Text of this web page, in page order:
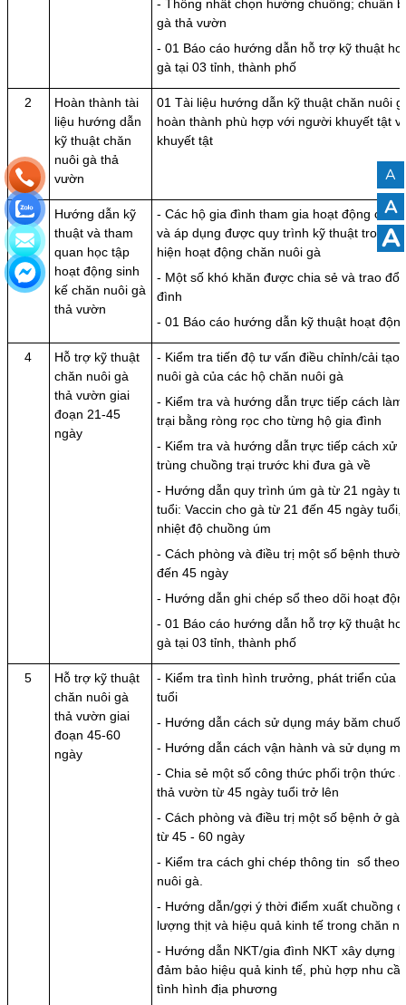
- Thống nhất chọn hướng chuồng; chuẩn
gà thả vườn
- 01 Báo cáo hướng dẫn hỗ trợ kỹ thuật
gà tại 03 tỉnh, thành phố
2
Hoàn thành tài
liệu hướng dẫn
kỹ thuật chăn
nuôi gà thả
vườn
01 Tài liệu hướng dẫn kỹ thuật chăn nuôi
hoàn thành phù hợp với người khuyết tật
khuyết tật
3
Hướng dẫn kỹ
thuật và tham
quan học tập
hoạt động sinh
kế chăn nuôi gà
thả vườn
- Các hộ gia đình tham gia hoạt động
và áp dụng được quy trình kỹ thuật trong
hiện hoạt động chăn nuôi gà
- Một số khó khăn được chia sẻ và trao
đình
- 01 Báo cáo hướng dẫn kỹ thuật hoạt
4
Hỗ trợ kỹ thuật
chăn nuôi gà
thả vườn giai
đoạn 21-45
ngày
- Kiểm tra tiến độ tư vấn điều chỉnh/cải tạo
nuôi gà của các hộ chăn nuôi gà
- Kiểm tra và hướng dẫn trực tiếp cách
trại bằng ròng rọc cho từng hộ gia đình
- Kiểm tra và hướng dẫn trực tiếp cách xử
trùng chuồng trại trước khi đưa gà về
- Hướng dẫn quy trình úm gà từ 21 ngày
tuổi: Vaccin cho gà từ 21 đến 45 ngày tuổi,
nhiệt độ chuồng úm
- Cách phòng và điều trị một số bệnh
đến 45 ngày
- Hướng dẫn ghi chép sổ theo dõi hoạt
- 01 Báo cáo hướng dẫn hỗ trợ kỹ thuật
gà tại 03 tỉnh, thành phố
5
Hỗ trợ kỹ thuật
chăn nuôi gà
thả vườn giai
đoạn 45-60
ngày
- Kiểm tra tình hình trưởng, phát triển của
tuổi
- Hướng dẫn cách sử dụng máy băm chuối
- Hướng dẫn cách vận hành và sử dụng
- Chia sẻ một số công thức phối trộn thức
thả vườn từ 45 ngày tuổi trở lên
- Cách phòng và điều trị một số bệnh ở gà
từ 45 - 60 ngày
- Kiểm tra cách ghi chép thông tin sổ theo
nuôi gà.
- Hướng dẫn/gợi ý thời điểm xuất chuồng
lượng thịt và hiệu quả kinh tế trong chăn
- Hướng dẫn NKT/gia đình NKT xây dựng
đảm bảo hiệu quả kinh tế, phù hợp nhu
tình hình địa phương
A
A
A